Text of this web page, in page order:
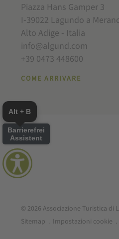
Piazza Hans Gamper 3
I-39022 Lagundo a
Alto Adige - Italia
info@algund.com
+39 0473 448600
COME ARRIVARE
© 2026 Associazione Turistica di
Sitemap . Impostazioni cookie .
Alt + B
Barrierefrei
Assistent